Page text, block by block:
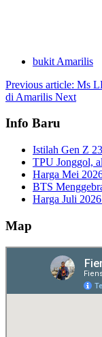
bukit Amarilis
Previous article: Ms
di Amarilis Next
Info Baru
Istilah Gen Z
TPU Jonggol,
Harga Mei
BTS
Harga Juli
Map